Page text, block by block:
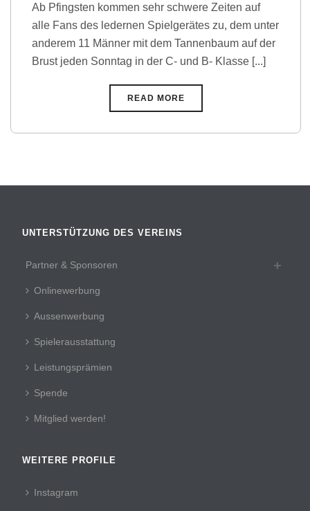
Ab Pfingsten kommen sehr schwere Zeiten auf
alle Fans des ledernen Spielgerätes zu, dem unter
anderem 11 Männer mit dem Tannenbaum auf der
Brust jeden Sonntag in der C- und B- Klasse [...]
READ MORE
UNTERSTÜTZUNG DES VEREINS
Partner & Sponsoren
Onlinewerbung
Aussenwerbung
Spielerausstattung
Leistungsprämien
Spende
Mitglied werden!
WEITERE PROFILE
Instagram